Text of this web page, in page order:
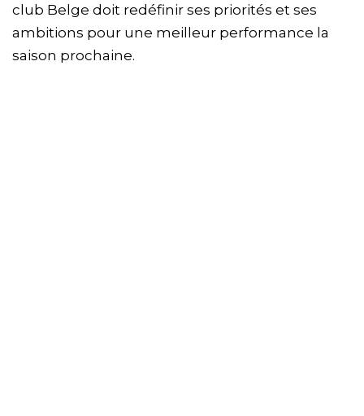
club Belge doit redéfinir ses priorités et ses
ambitions pour une meilleur performance la
saison prochaine.